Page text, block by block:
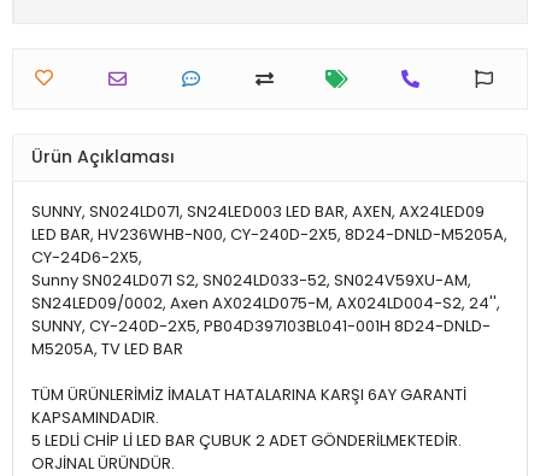
Ürün Açıklaması
SUNNY, SN024LD071, SN24LED003 LED BAR, AXEN, AX24LED09
LED BAR, HV236WHB-N00, CY-240D-2X5, 8D24-DNLD-M5205A,
CY-24D6-2X5,
Sunny SN024LD071 S2, SN024LD033-52, SN024V59XU-AM,
SN24LED09/0002, Axen AX024LD075-M, AX024LD004-S2, 24'',
SUNNY, CY-240D-2X5, PB04D397103BL041-001H 8D24-DNLD-
M5205A, TV LED BAR
TÜM ÜRÜNLERİMİZ İMALAT HATALARINA KARŞI 6AY GARANTİ
KAPSAMINDADIR.
5 LEDLİ CHİP Lİ LED BAR ÇUBUK 2 ADET GÖNDERİLMEKTEDİR.
ORJİNAL ÜRÜNDÜR.